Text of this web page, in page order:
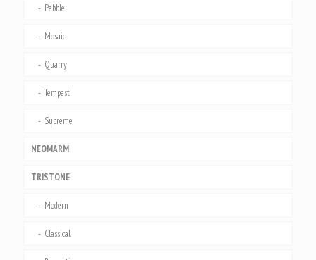
Pebble
Mosaic
Quarry
Tempest
Supreme
NEOMARM
TRISTONE
Modern
Classical